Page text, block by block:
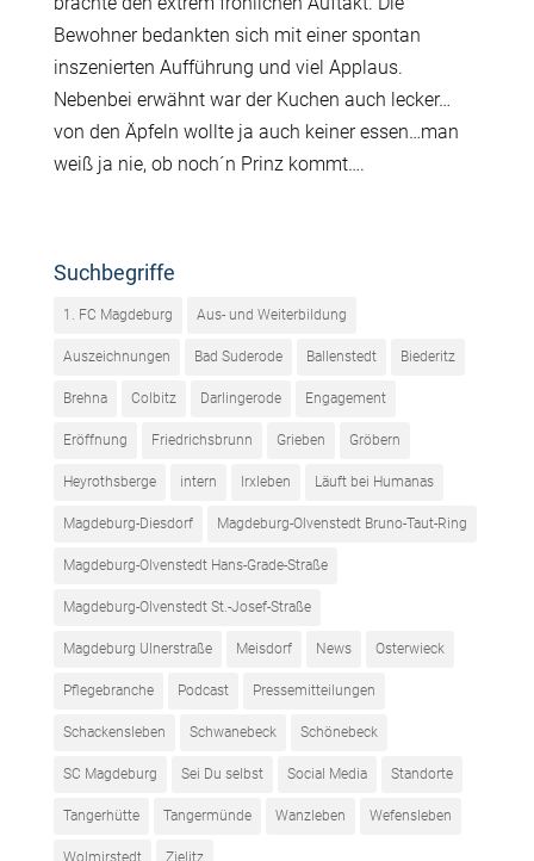
Bewohner bedankten sich mit einer spontan
inszenierten Aufführung und viel Applaus.
Nebenbei erwähnt war der Kuchen auch lecker…
von den Äpfeln wollte ja auch keiner essen…man
weiß ja nie, ob noch´n Prinz kommt….
Suchbegriffe
1. FC Magdeburg Aus- und Weiterbildung
Auszeichnungen Bad Suderode Ballenstedt Biederitz
Brehna Colbitz Darlingerode Engagement
Eröffnung Friedrichsbrunn Grieben Gröbern
Heyrothsberge intern Irxleben Läuft bei Humanas
Magdeburg-Diesdorf Magdeburg-Olvenstedt Bruno-Taut-Ring
Magdeburg-Olvenstedt Hans-Grade-Straße
Magdeburg-Olvenstedt St.-Josef-Straße
Magdeburg Ulnerstraße Meisdorf News Osterwieck
Pflegebranche Podcast Pressemitteilungen
Schackensleben Schwanebeck Schönebeck
SC Magdeburg Sei Du selbst Social Media Standorte
Tangerhütte Tangermünde Wanzleben Wefensleben
Wolmirstedt Zielitz